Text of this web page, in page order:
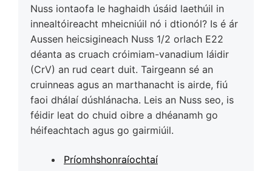
Nuss iontaofa le haghaidh úsáid laethúil in
innealtóireacht mheicniúil nó i dtionól? Is é ár
Aussen heicsigineach Nuss 1/2 orlach E22
déanta as cruach cróimiam-vanadium láidir
(CrV) an rud ceart duit. Tairgeann sé an
cruinneas agus an marthanacht is airde, fiú
faoi dhálaí dúshlánacha. Leis an Nuss seo, is
féidir leat do chuid oibre a dhéanamh go
héifeachtach agus go gairmiúil.
Príomhshonraíochtaí